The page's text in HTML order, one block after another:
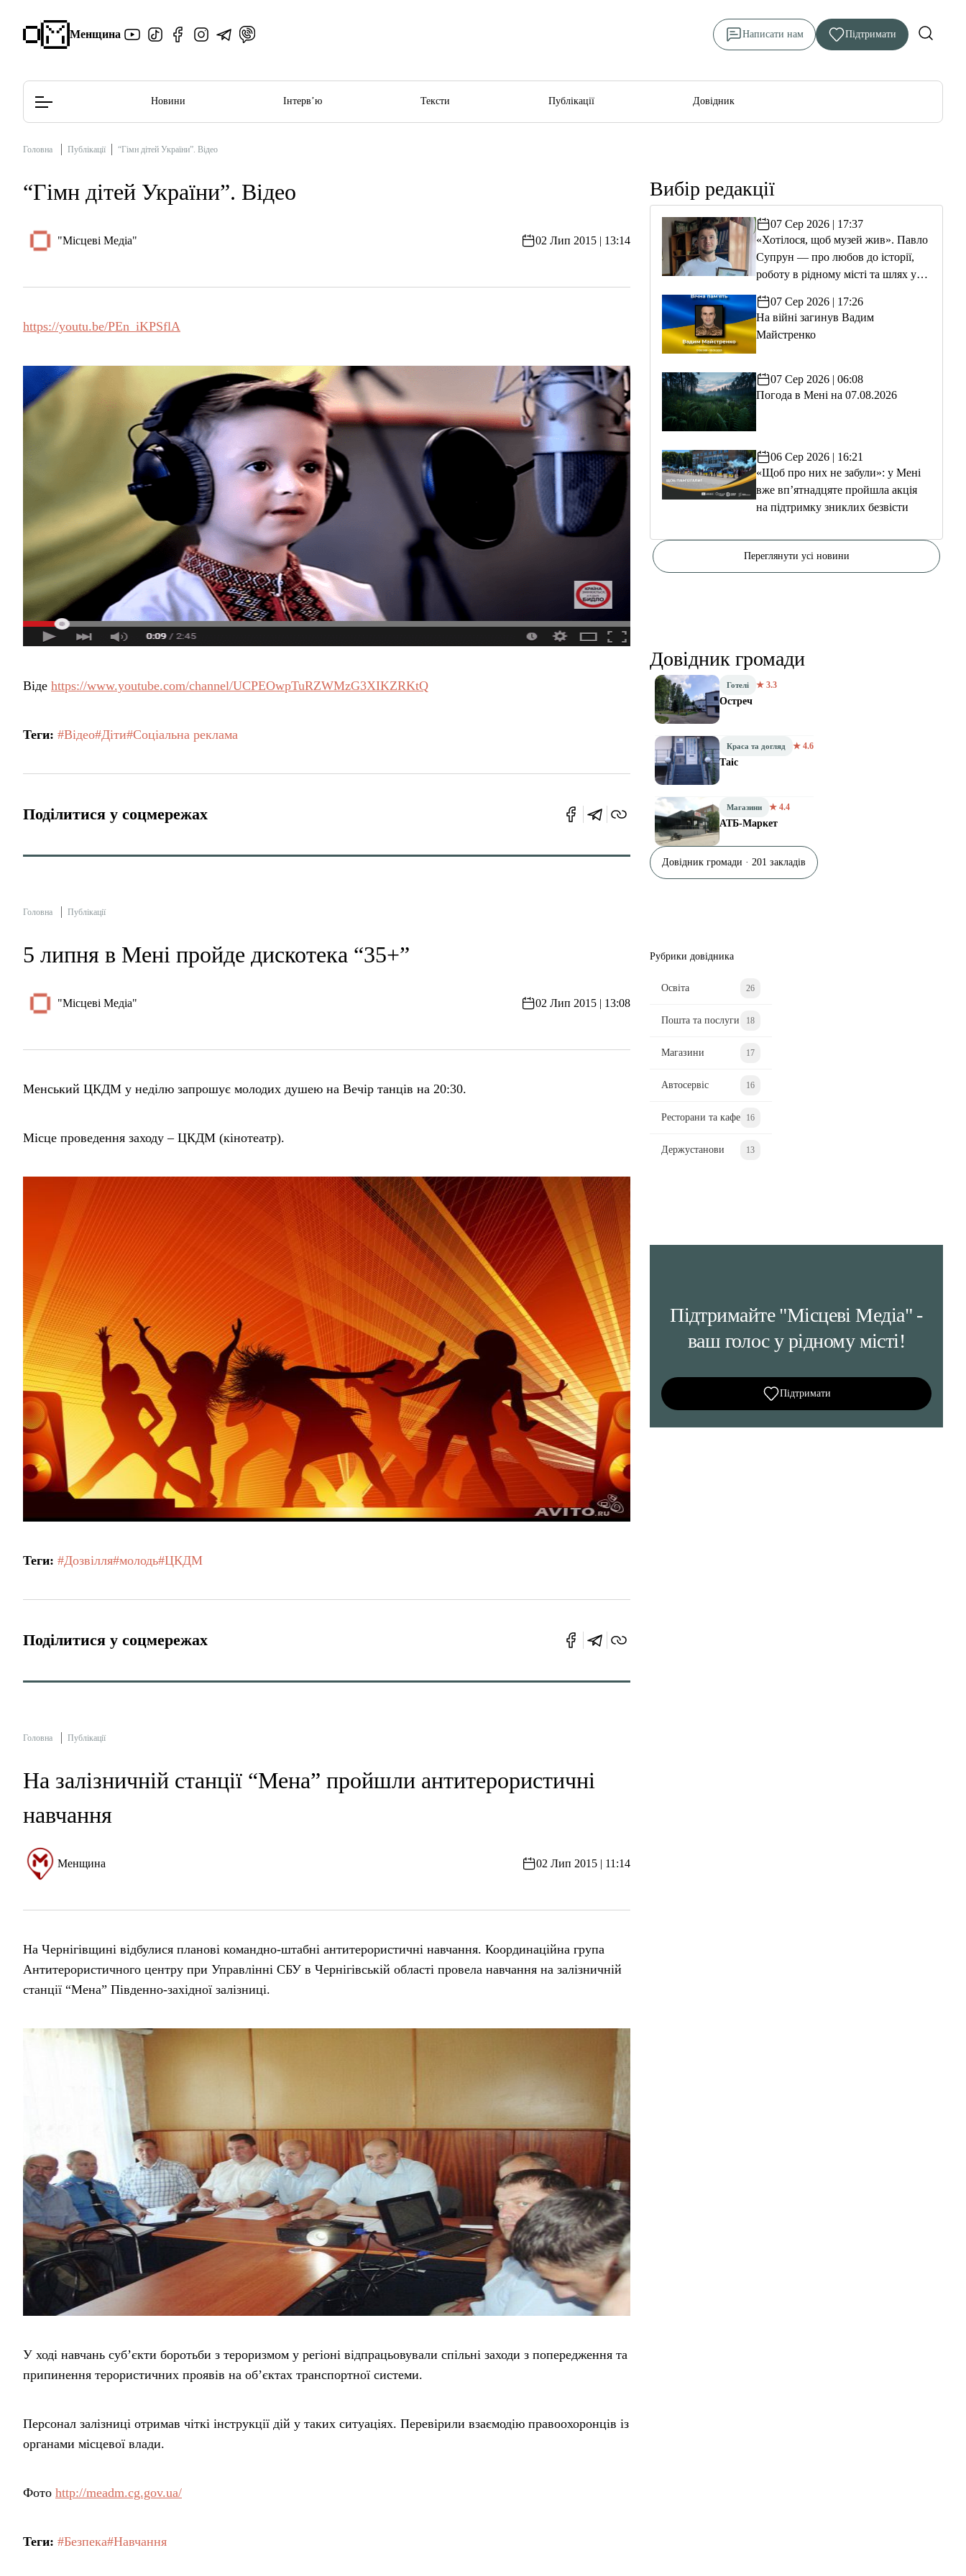
Менщина Написати нам Підтримати
Редакційна політика
Новини Інтерв’ю Тексти Публікації Довідник
Головна Публікації “Гімн дітей України”. Відео
“Гімн дітей України”. Відео
"Місцеві Медіа" 02 Лип 2015 | 13:14
https://youtu.be/PEn_iKPSflA
Віде https://www.youtube.com/channel/UCPEOwpTuRZWMzG3XIKZRKtQ
Теги: #Відео#Діти#Соціальна реклама
Поділитися у соцмережах
Головна Публікації
5 липня в Мені пройде дискотека “35+”
"Місцеві Медіа" 02 Лип 2015 | 13:08
Менський ЦКДМ у неділю запрошує молодих душею на Вечір танців на 20:30.
Місце проведення заходу – ЦКДМ (кінотеатр).
Теги: #Дозвілля#молодь#ЦКДМ
Поділитися у соцмережах
Головна Публікації
На залізничній станції “Мена” пройшли антитерористичні
навчання
Менщина 02 Лип 2015 | 11:14
На Чернігівщині відбулися планові командно-штабні антитерористичні навчання. Координаційна група
Антитерористичного центру при Управлінні СБУ в Чернігівській області провела навчання на залізничній
станції “Мена” Південно-західної залізниці.
У ході навчань суб’єкти боротьби з тероризмом у регіоні відпрацьовували спільні заходи з попередження та
припинення терористичних проявів на об’єктах транспортної системи.
Персонал залізниці отримав чіткі інструкції дій у таких ситуаціях. Перевірили взаємодію правоохоронців із
органами місцевої влади.
Фото http://meadm.cg.gov.ua/
Теги: #Безпека#Навчання
Вибір редакції
07 Сер 2026 | 17:37
«Хотілося, щоб музей жив». Павло
Супрун — про любов до історії,
роботу в рідному місті та шлях у
07 Сер 2026 | 17:26
На війні загинув Вадим
Майстренко
07 Сер 2026 | 06:08
Погода в Мені на 07.08.2026
06 Сер 2026 | 16:21
«Щоб про них не забули»: у Мені
вже вп’ятнадцяте пройшла акція
на підтримку зниклих безвісти
Переглянути усі новини
Довідник громади
Готелі ★ 3.3
Остреч
Краса та догляд ★ 4.6
Таіс
Магазини ★ 4.4
АТБ-Маркет
Довідник громади · 201 закладів
Рубрики довідника
Освіта 26
Пошта та послуги 18
Магазини 17
Автосервіс 16
Ресторани та кафе 16
Держустанови 13
Підтримайте "Місцеві Медіа" -
ваш голос у рідному місті!
Підтримати